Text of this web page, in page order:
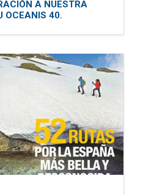
A NUESTRA
OCEANIS 40.